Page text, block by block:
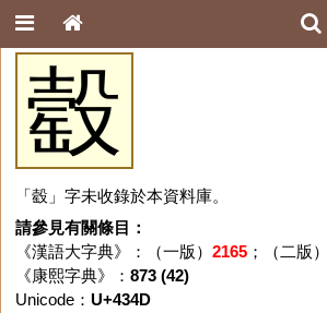
䍍
「䍍」字未收錄於本資料庫。
請參見有關條目：
《漢語大字典》：（一版） 2165；（二版）
《康熙字典》： 873 (42)
Unicode： U+434D